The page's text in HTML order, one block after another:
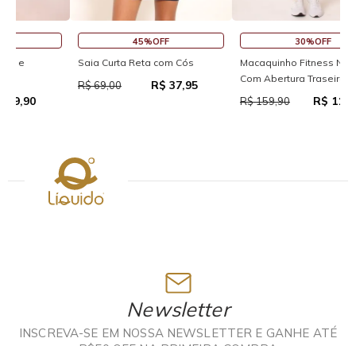
Saia Curta Reta com Cós
R$ 37,95
Macaquinho Fitness New Ikat
Com Abertura Traseira
R$ 111,93
Newsletter
INSCREVA-SE EM NOSSA NEWSLETTER E GANHE ATÉ